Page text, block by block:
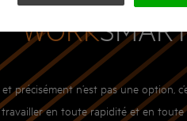
WORK
précisément n’est pas une option,
en toute rapidité et en toute